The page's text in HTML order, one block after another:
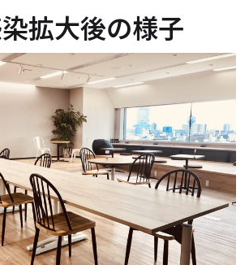
拡大後の様子